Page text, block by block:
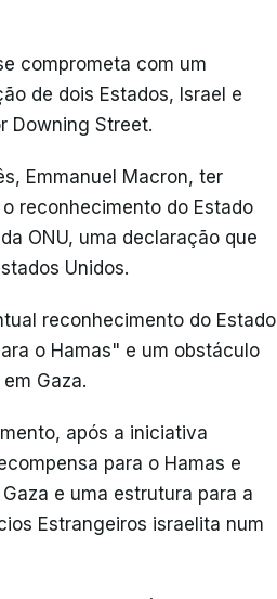
comprometa com um
de dois Estados, Israel e
Downing Street.
Emmanuel Macron, ter
reconhecimento do Estado
ONU, uma declaração que
Unidos.
reconhecimento do Estado
o Hamas" e um obstáculo
Gaza.
após a iniciativa
para o Hamas e
e uma estrutura para a
Estrangeiros israelita num